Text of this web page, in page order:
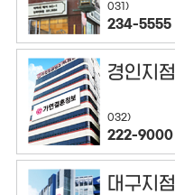
031)
234-5555
경인지점
032)
222-9000
대구지점